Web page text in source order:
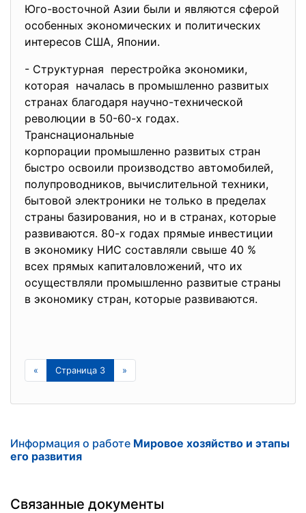
Юго-восточной Азии были и являются сферой
особенных экономических и политических
интересов США, Японии.
- Структурная перестройка экономики,
которая началась в промышленно развитых
странах благодаря научно-технической
революции в 50-60-х годах.
Транснациональные
корпорации промышленно развитых стран
быстро освоили производство автомобилей,
полупроводников, вычислительной техники,
бытовой электроники не только в пределах
страны базирования, но и в странах, которые
развиваются. 80-х годах прямые инвестиции
в экономику НИС составляли свыше 40 %
всех прямых капиталовложений, что их
осуществляли промышленно развитые страны
в экономику стран, которые развиваются.
« Страница 3 »
Информация о работе Мировое хозяйство и этапы
его развития
Связанные документы